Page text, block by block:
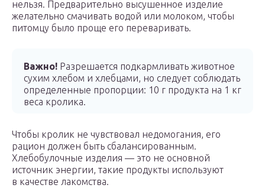
нельзя. Предварительно высушенное изделие
желательно смачивать водой или молоком, чтобы
питомцу было проще его переваривать.
Важно! Разрешается подкармливать животное
сухим хлебом и хлебцами, но следует соблюдать
определенные пропорции: 10 г продукта на 1 кг
веса кролика.
Чтобы кролик не чувствовал недомогания, его
рацион должен быть сбалансированным.
Хлебобулочные изделия — это не основной
источник энергии, такие продукты используют
в качестве лакомства.